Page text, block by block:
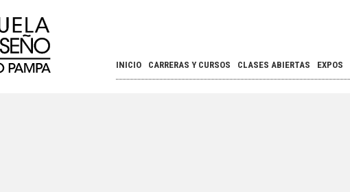
INICIO CARRERAS Y CURSOS CLASES ABIERTAS EXPOS